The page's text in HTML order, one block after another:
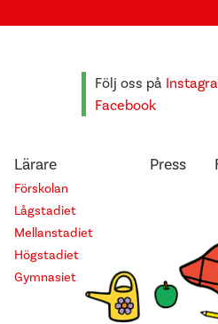
Följ oss på
Facebook
Lärare
Förskolan
Lågstadiet
Mellanstadiet
Högstadiet
Gymnasiet
Press